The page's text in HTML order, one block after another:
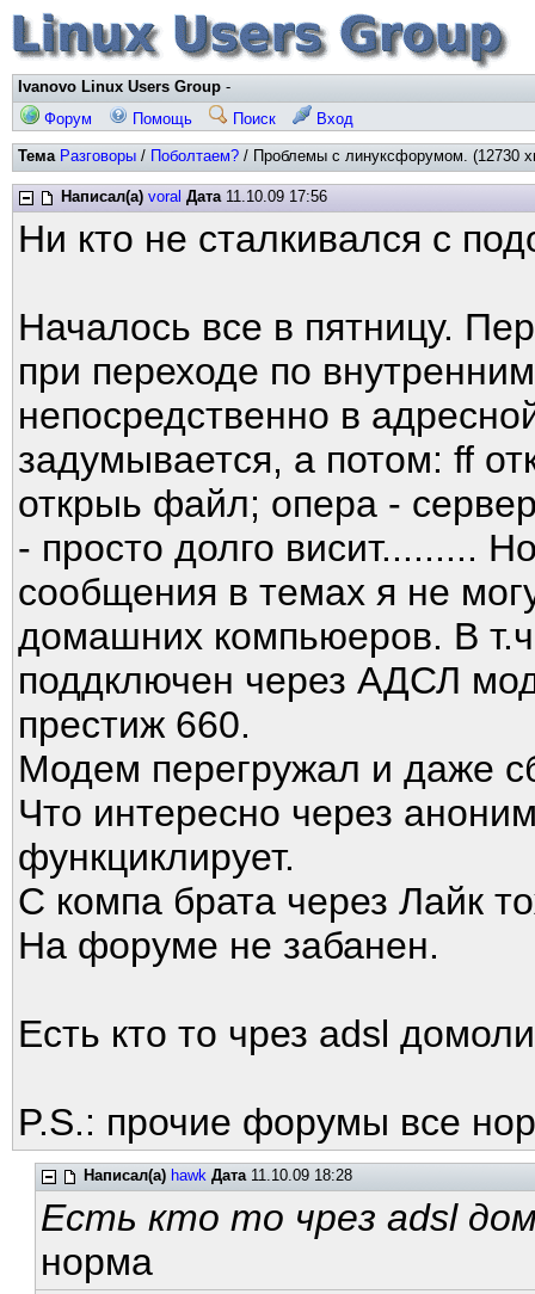
Ivanovo Linux Users Group -
Форум
Помощь Поиск Вход
Тема Разговоры / Поболтаем? / Проблемы с линуксфорумом. (12730
Написал(а) voral Дата11.10.09 17:56
Ни кто не сталкивался с
Началось все в пятницу.
при переходе по
непосредственно в
задумывается, а потом: ff
открыь файл; опера -
- просто долго висит.........
сообщения в темах я не
домашних компьюеров. В
поддключен через АДСЛ
престиж 660.
Модем перегружал и даже
Что интересно через
функциклирует.
С компа брата через Лайк
На форуме не забанен.
Есть кто то чрез adsl
P.S.: прочие форумы все
Написал(а) hawk Дата11.10.09 18:28
Есть кто то чрез adsl
норма